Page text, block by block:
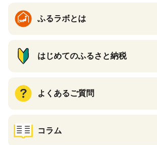
ギフト ふるさと納税 ）
ふるラボとは
はじめてのふるさと納税
よくあるご質問
コラム